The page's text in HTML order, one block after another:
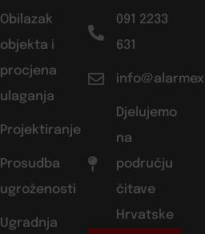
Obilazak
objekta i
procjena
ulaganja
Projektiranje
Prosudba
ugroženosti
Ugradnja
091 2233
631
Djelujemo
na
području
čitave
Hrvatske